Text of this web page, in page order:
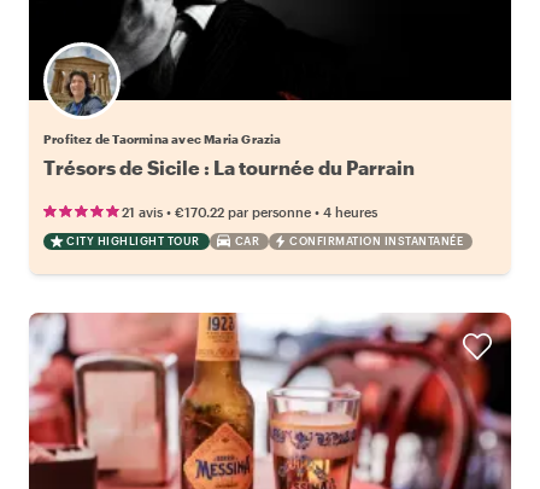
Profitez de Taormina avec Maria Grazia
Trésors de Sicile : La tournée du Parrain
21 avis • €170.22 par personne • 4 heures
CITY HIGHLIGHT TOUR CAR CONFIRMATION INSTANTANÉE